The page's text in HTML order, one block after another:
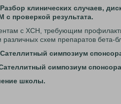
клинических случаев,
с проверкой результата.
с ХСН, требующим
различных схем препаратов бета-
Сателлитный симпозиум
симпозиум
школы.